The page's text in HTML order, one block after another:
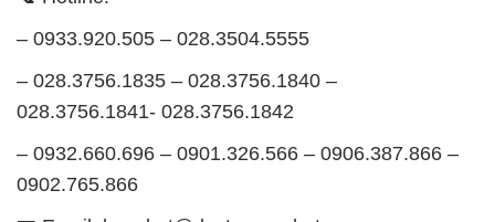
0902.765.866
📧 Email: hoachat@dactruongphat.vn
TRƯỜNG PHÁT